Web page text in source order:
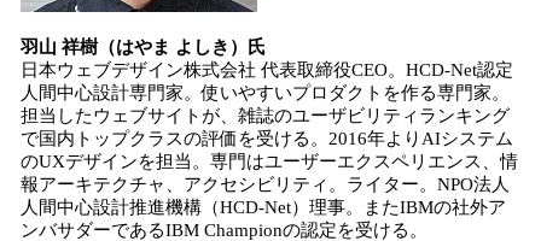
羽山 祥樹（はやま よしき）氏
日本ウェブデザイン株式会社 代表取締役CEO。HCD-Net認定
人間中心設計専門家。使いやすいプロダクトを作る専門家。
担当したウェブサイトが、雑誌のユーザビリティランキング
で国内トップクラスの評価を受ける。2016年よりAIシステム
のUXデザインを担当。専門はユーザーエクスペリエンス、情
報アーキテクチャ、アクセシビリティ。ライター。NPO法人
人間中心設計推進機構（HCD-Net）理事。またIBMの社外ア
ンバサダーであるIBM Championの認定を受ける。